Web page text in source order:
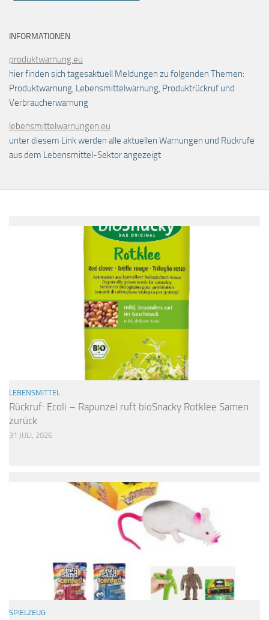
INFORMATIONEN
produktwarnung.eu
hier finden sich tagesaktuell Meldungen zu folgenden Themen:
Produktwarnung, Lebensmittelwarnung, Produktrückruf und
Verbraucherwarnung
lebensmittelwarnungen.eu
unter diesem Link werden alle aktuellen Warnungen und Rückrufe
aus dem Lebensmittel-Sektor angezeigt
LEBENSMITTEL
Rückruf: Ecoli – Rapunzel ruft bioSnacky Rotklee Samen
zurück
31 JULI, 2026
SPIELZEUG